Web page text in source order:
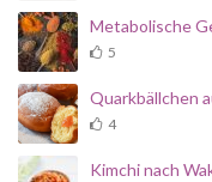
Metabolische
5
Quarkbällchen
4
Kimchi nach